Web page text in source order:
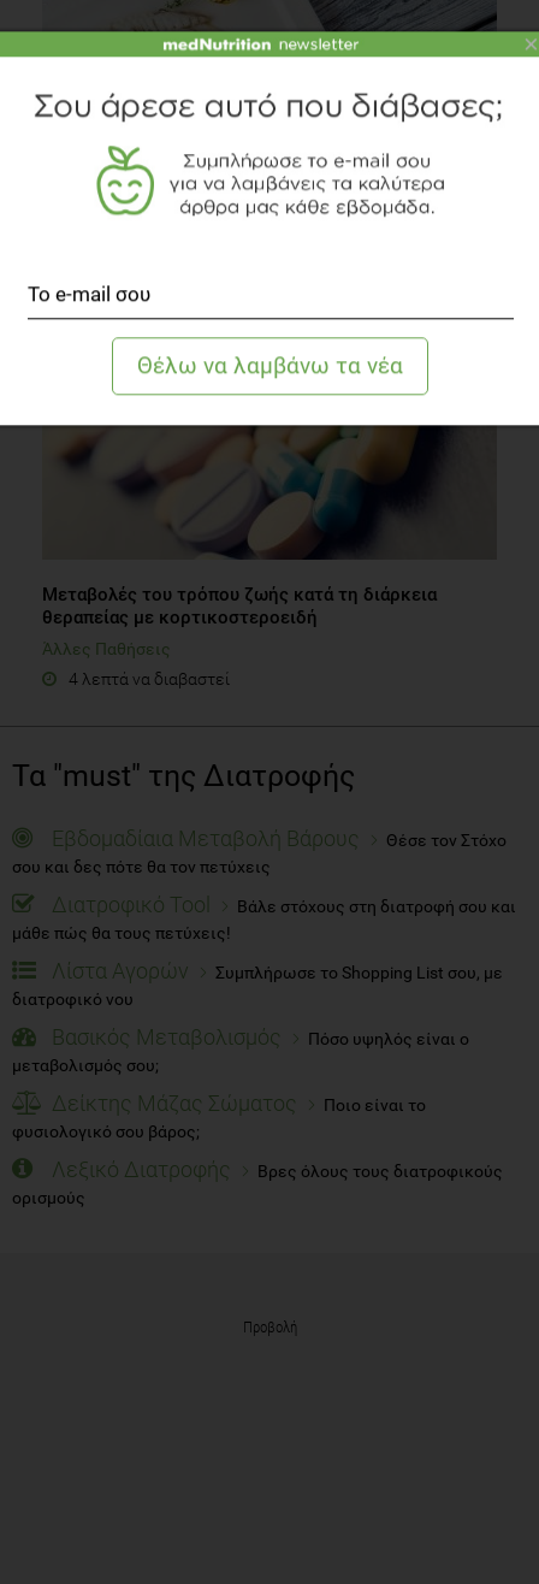
VIDEO
Ψάρια: Το φαγητό για καλή νοητική λειτουργία
Μεταβολές του τρόπου ζωής κατά τη διάρκεια
θεραπείας με κορτικοστεροειδή
Άλλες Παθήσεις
4 λεπτά να διαβαστεί
Τα "must" της Διατροφής
Εβδομαδίαια Μεταβολή Βάρους
Θέσε τον Στόχο
σου και δες πότε θα τον πετύχεις
Διατροφικό Tool
Βάλε στόχους στη διατροφή σου και
μάθε πώς θα τους πετύχεις!
Λίστα Αγορών
Συμπλήρωσε το Shopping List σου, με
διατροφικό νου
Βασικός Μεταβολισμός
Πόσο υψηλός είναι ο
μεταβολισμός σου;
Δείκτης Μάζας Σώματος
Ποιο είναι το
φυσιολογικό σου βάρος;
Λεξικό Διατροφής
Βρες όλους τους διατροφικούς
ορισμούς
Προβολή
×